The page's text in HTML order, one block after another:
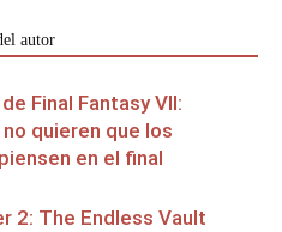
autor
Final Fantasy VII:
quieren que los
en el final
2: The Endless Vault